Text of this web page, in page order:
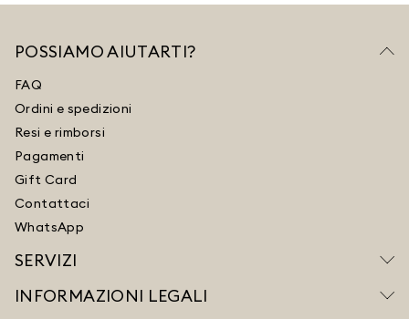
POSSIAMO AIUTARTI?
FAQ
Ordini e spedizioni
Resi e rimborsi
Pagamenti
Gift Card
Contattaci
WhatsApp
SERVIZI
INFORMAZIONI LEGALI